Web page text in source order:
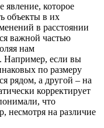
явление, которое
объекты в их
в расстоянии
важной частью
нам
Например, если вы
по размеру
рядом, а другой – на
корректирует
что
несмотря на различие